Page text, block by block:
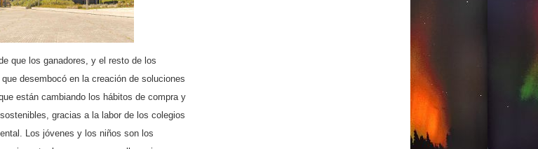
que los ganadores, y el resto de los
desembocó en la creación de soluciones
están cambiando los hábitos de compra y
gracias a la labor de los colegios
Los jóvenes y los niños son los